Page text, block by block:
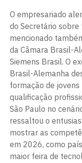
O empresariado
do Secretário
mencionado
da Câmara Brasil-
Siemens Brasil. O
Brasil-Alemanha
formação de
qualificação
São Paulo no
ressaltou o
mostrar as
em 2026, como
maior feira de